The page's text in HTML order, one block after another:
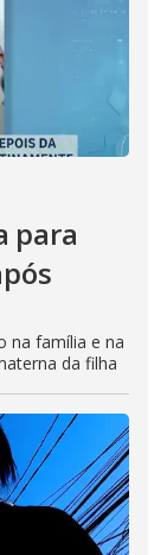
para
na família e na
da filha